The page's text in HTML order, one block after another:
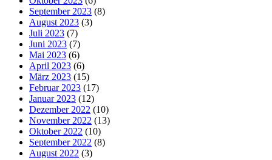
September 2023 (8)
August 2023 (3)
Juli 2023 (7)
Juni 2023 (7)
Mai 2023 (6)
April 2023 (6)
März 2023 (15)
Februar 2023 (17)
Januar 2023 (12)
Dezember 2022 (10)
November 2022 (13)
Oktober 2022 (10)
September 2022 (8)
August 2022 (3)